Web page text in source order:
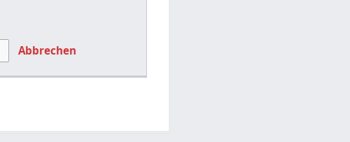
Abbrechen